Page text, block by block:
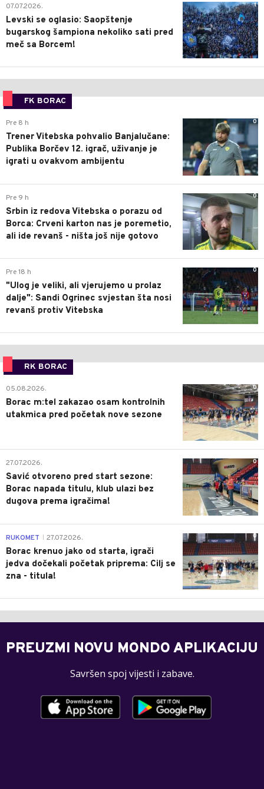
1
07.07.2026.
Levski se oglasio: Saopštenje
bugarskog šampiona nekoliko sati pred
meč sa Borcem!
FK BORAC
0
Pre 8 h
Trener Vitebska pohvalio Banjalučane:
Publika Borčev 12. igrač, uživanje je
igrati u ovakvom ambijentu
0
Pre 9 h
Srbin iz redova Vitebska o porazu od
Borca: Crveni karton nas je poremetio,
ali ide revanš - ništa još nije gotovo
0
Pre 18 h
"Ulog je veliki, ali vjerujemo u prolaz
dalje": Sandi Ogrinec svjestan šta nosi
revanš protiv Vitebska
RK BORAC
0
05.08.2026.
Borac m:tel zakazao osam kontrolnih
utakmica pred početak nove sezone
0
27.07.2026.
Savić otvoreno pred start sezone:
Borac napada titulu, klub ulazi bez
dugova prema igračima!
0
RUKOMET 27.07.2026.
Borac krenuo jako od starta, igrači
jedva dočekali početak priprema: Cilj se
zna - titula!
PREUZMI NOVU MONDO APLIKACIJU
Savršen spoj vijesti i zabave.